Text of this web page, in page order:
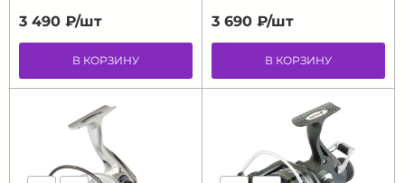
3 490 ₽/шт
В КОРЗИНУ
3 690 ₽/шт
В КОРЗИНУ